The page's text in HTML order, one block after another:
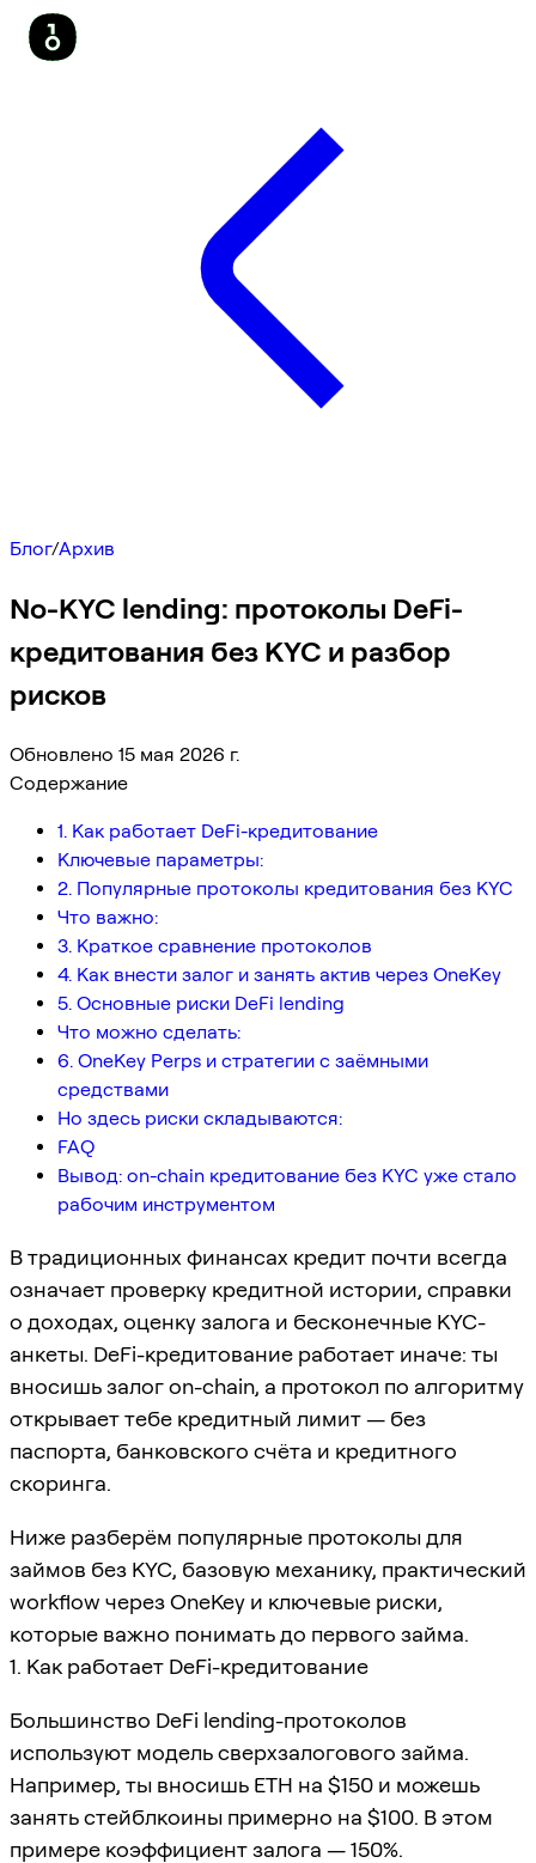
Блог/Архив
No-KYC lending: протоколы DeFi-
кредитования без KYC и разбор
рисков
Обновлено 15 мая 2026 г.
Содержание
1. Как работает DeFi-кредитование
Ключевые параметры:
2. Популярные протоколы кредитования без KYC
Что важно:
3. Краткое сравнение протоколов
4. Как внести залог и занять актив через OneKey
5. Основные риски DeFi lending
Что можно сделать:
6. OneKey Perps и стратегии с заёмными
средствами
Но здесь риски складываются:
FAQ
Вывод: on-chain кредитование без KYC уже стало
рабочим инструментом
В традиционных финансах кредит почти всегда
означает проверку кредитной истории, справки
о доходах, оценку залога и бесконечные KYC-
анкеты. DeFi-кредитование работает иначе: ты
вносишь залог on-chain, а протокол по алгоритму
открывает тебе кредитный лимит — без
паспорта, банковского счёта и кредитного
скоринга.
Ниже разберём популярные протоколы для
займов без KYC, базовую механику, практический
workflow через OneKey и ключевые риски,
которые важно понимать до первого займа.
1. Как работает DeFi-кредитование
Большинство DeFi lending-протоколов
используют модель сверхзалогового займа.
Например, ты вносишь ETH на $150 и можешь
занять стейблкоины примерно на $100. В этом
примере коэффициент залога — 150%.